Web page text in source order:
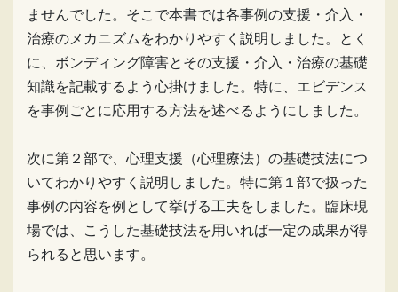
ませんでした。そこで本書では各事例の支援・介入・
治療のメカニズムをわかりやすく説明しました。とく
に、ボンディング障害とその支援・介入・治療の基礎
知識を記載するよう心掛けました。特に、エビデンス
を事例ごとに応用する方法を述べるようにしました。
次に第２部で、心理支援（心理療法）の基礎技法につ
いてわかりやすく説明しました。特に第１部で扱った
事例の内容を例として挙げる工夫をしました。臨床現
場では、こうした基礎技法を用いれば一定の成果が得
られると思います。